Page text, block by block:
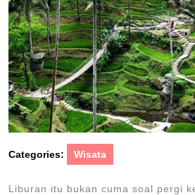
Categories: Wisata
Liburan itu bukan cuma soal pergi